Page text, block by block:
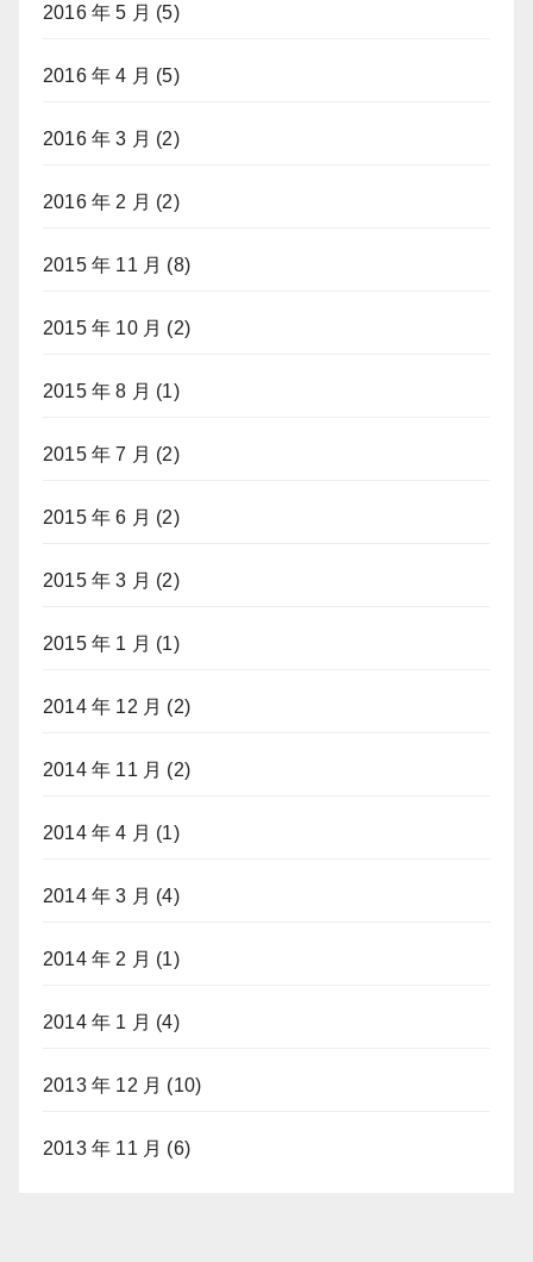
2016 年 5 月 (5)
2016 年 4 月 (5)
2016 年 3 月 (2)
2016 年 2 月 (2)
2015 年 11 月 (8)
2015 年 10 月 (2)
2015 年 8 月 (1)
2015 年 7 月 (2)
2015 年 6 月 (2)
2015 年 3 月 (2)
2015 年 1 月 (1)
2014 年 12 月 (2)
2014 年 11 月 (2)
2014 年 4 月 (1)
2014 年 3 月 (4)
2014 年 2 月 (1)
2014 年 1 月 (4)
2013 年 12 月 (10)
2013 年 11 月 (6)